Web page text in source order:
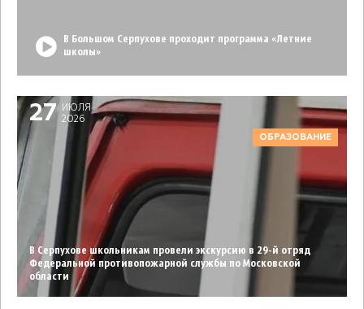
В Большом Серпухове проходит программа «Летние
школы»
27
ИЮЛЯ
2026
ОБРАЗОВАНИЕ
В Серпухове школьникам провели экскурсию в 29-й отряд
Федеральной противопожарной службы по Московской
области